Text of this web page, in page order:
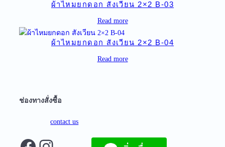
ผ้าไหมยกดอก สังเวียน 2×2 B-03
Read more
ผ้าไหมยกดอก สังเวียน 2×2 B-04
Read more
ช่องทางสั่งซื้อ
contact us